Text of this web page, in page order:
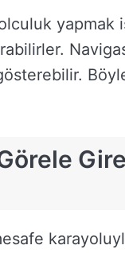
yapmak